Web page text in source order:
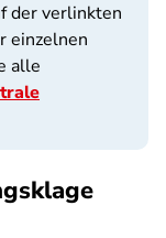
der verlinkten
einzelnen
alle